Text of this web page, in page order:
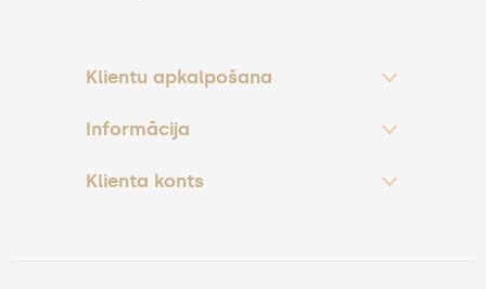
Klientu apkalpošana
Informācija
Klienta konts